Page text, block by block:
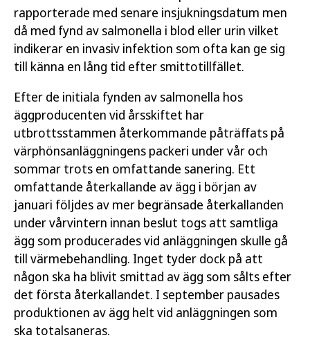
rapporterade med senare insjukningsdatum men
då med fynd av salmonella i blod eller urin vilket
indikerar en invasiv infektion som ofta kan ge sig
till känna en lång tid efter smittotillfället.
Efter de initiala fynden av salmonella hos
äggproducenten vid årsskiftet har
utbrottsstammen återkommande påträffats på
värphönsanläggningens packeri under vår och
sommar trots en omfattande sanering. Ett
omfattande återkallande av ägg i början av
januari följdes av mer begränsade återkallanden
under vårvintern innan beslut togs att samtliga
ägg som producerades vid anläggningen skulle gå
till värmebehandling. Inget tyder dock på att
någon ska ha blivit smittad av ägg som sålts efter
det första återkallandet. I september pausades
produktionen av ägg helt vid anläggningen som
ska totalsaneras.